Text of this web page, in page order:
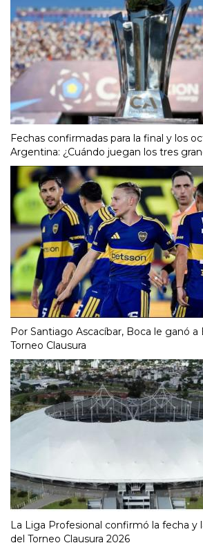
Fechas confirmadas para la final y los
Argentina: ¿Cuándo juegan los tres
Por Santiago Ascacíbar, Boca le ganó
Torneo Clausura
La Liga Profesional confirmó la fecha y
del Torneo Clausura 2026